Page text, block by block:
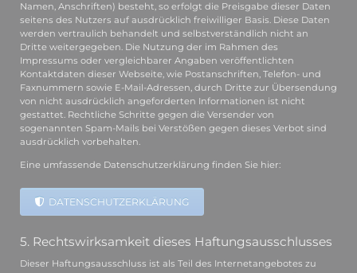
Namen, Anschriften) besteht, so erfolgt die Preisgabe dieser Daten
seitens des Nutzers auf ausdrücklich freiwilliger Basis. Diese Daten
werden vertraulich behandelt und selbstverständlich nicht an
Dritte weitergegeben. Die Nutzung der im Rahmen des
Impressums oder vergleichbarer Angaben veröffentlichten
Kontaktdaten dieser Webseite, wie Postanschriften, Telefon- und
Faxnummern sowie E-Mail-Adressen, durch Dritte zur Übersendung
von nicht ausdrücklich angeforderten Informationen ist nicht
gestattet. Rechtliche Schritte gegen die Versender von
sogenannten Spam-Mails bei Verstößen gegen dieses Verbot sind
ausdrücklich vorbehalten.
Eine umfassende Datenschutzerklärung finden Sie hier:
DATENSCHUTZERKLÄRUNG
5. Rechtswirksamkeit dieses Haftungsausschlusses
Dieser Haftungsausschluss ist als Teil des Internetangebotes zu